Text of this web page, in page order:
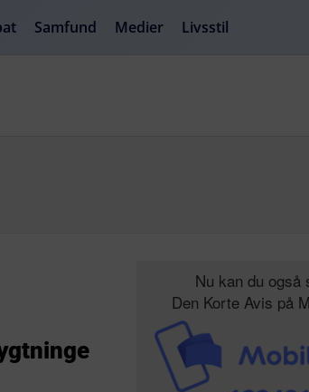
Samfund Medier Livsstil
Nu kan du også
Den Korte Avis på